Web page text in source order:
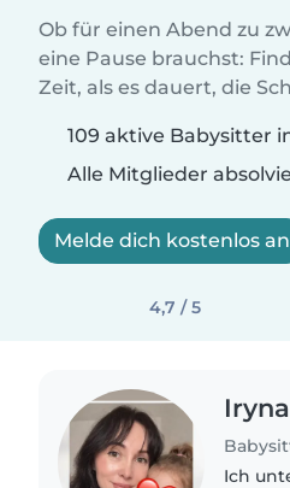
Ob für einen Abend zu
eine Pause brauchst:
Zeit, als es dauert, die
109 aktive Babysitter
Alle Mitglieder
Melde dich kostenlos an
4,7 / 5
Iryna
Ich